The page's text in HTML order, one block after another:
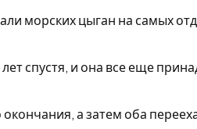
морских цыган на самых
спустя, и она все еще
а затем оба